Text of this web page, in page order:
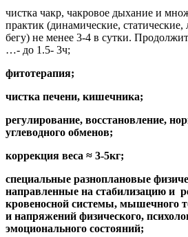
чистка чакр, чакровое дыхание и
практик (динамические, статические,
бегу) не менее 3-4 в сутки.
…- до 1.5- 3ч;
фитотерапия;
чистка печени, кишечника;
регулирование, восстановление,
углеводного обменов;
коррекция веса ≈ 3-5кг;
специальные разноплановые
направленные на стабилизацию и
кровеносной системы, мышечного
и напряжений физического,
эмоционального состояний;